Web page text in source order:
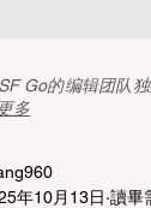
Go的编辑团队
多
年10月13日 讀畢